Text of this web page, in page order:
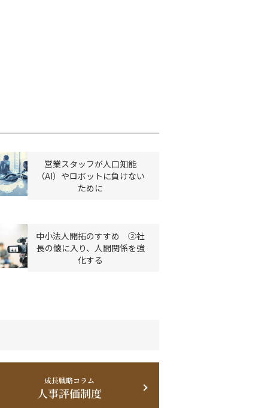
営業スタッフが人口知能
（AI）やロボットに負けない
ために
中小法人開拓のすすめ ②社
長の懐に入り、人間関係を強
化する
成長戦略コラム
人事評価制度